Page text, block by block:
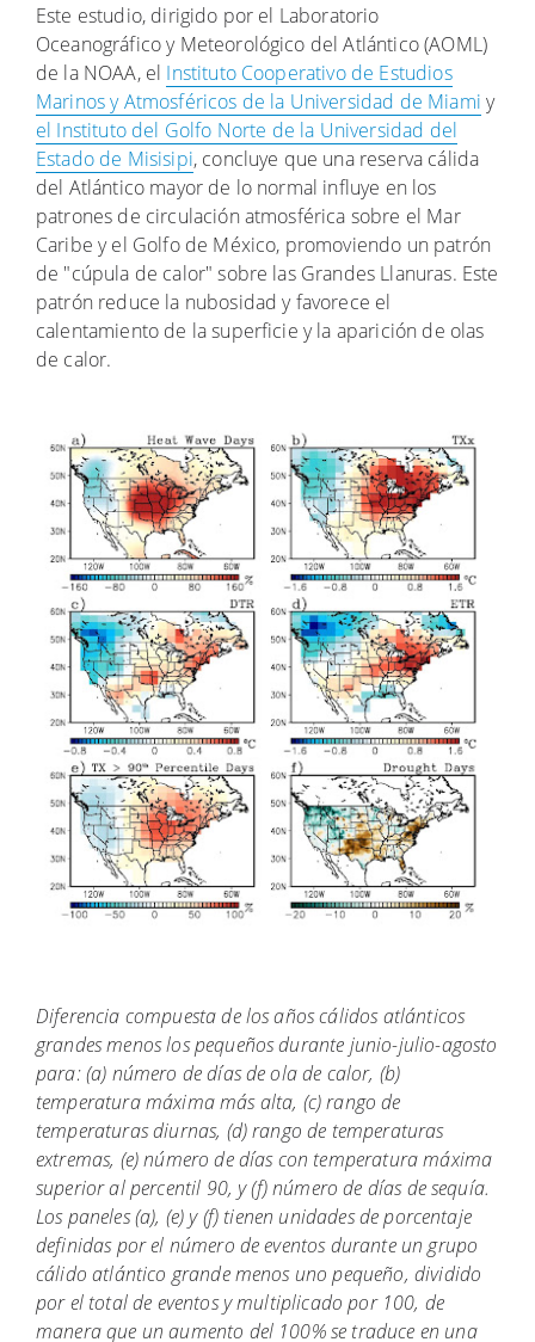
Este estudio, dirigido por el Laboratorio
Oceanográfico y Meteorológico del Atlántico (AOML)
de la NOAA, el Instituto Cooperativo de Estudios
Marinos y Atmosféricos de la Universidad de Miami y
el Instituto del Golfo Norte de la Universidad del
Estado de Misisipi, concluye que una reserva cálida
del Atlántico mayor de lo normal influye en los
patrones de circulación atmosférica sobre el Mar
Caribe y el Golfo de México, promoviendo un patrón
de "cúpula de calor" sobre las Grandes Llanuras. Este
patrón reduce la nubosidad y favorece el
calentamiento de la superficie y la aparición de olas
de calor.
Diferencia compuesta de los años cálidos atlánticos
grandes menos los pequeños durante junio-julio-agosto
para: (a) número de días de ola de calor, (b)
temperatura máxima más alta, (c) rango de
temperaturas diurnas, (d) rango de temperaturas
extremas, (e) número de días con temperatura máxima
superior al percentil 90, y (f) número de días de sequía.
Los paneles (a), (e) y (f) tienen unidades de porcentaje
definidas por el número de eventos durante un grupo
cálido atlántico grande menos uno pequeño, dividido
por el total de eventos y multiplicado por 100, de
manera que un aumento del 100% se traduce en una